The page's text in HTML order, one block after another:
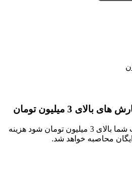
3 میلیون تومان
چنان چه جمع صورت حساب شما بالای 3 میلیون تومان شود هزینه
محاصبه خواهد شد.